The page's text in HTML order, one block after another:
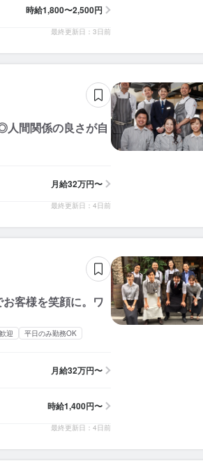
時給1,800〜2,500円
最終更新日：3日前
間関係の良さが自
月給32万円〜
最終更新日：4日前
客様を笑顔に。ワ
迎
平日のみ勤務OK
月給32万円〜
時給1,400円〜
最終更新日：4日前